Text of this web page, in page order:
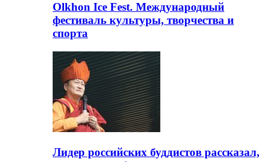
Olkhon Ice Fest. Международный
фестиваль культуры, творчества и
спорта
Лидер российских буддистов рассказал,